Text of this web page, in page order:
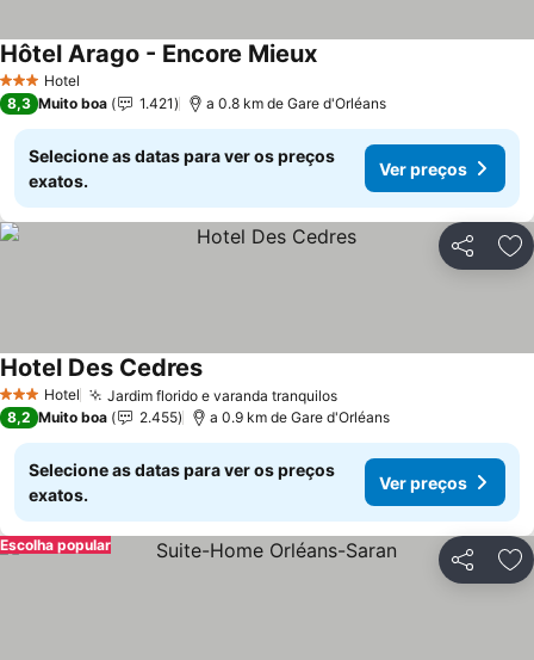
3 EstrelasHotel
Hôtel Arago - Encore Mieux
8,3 Muito boa 1.421 a 0.8 km de Gare d'Orléans
Selecione as datas para ver os preços
exatos.
Ver preços
Partilhar
3 EstrelasHotel Jardim florido e varanda tranquilos
Hotel Des Cedres
8,2 Muito boa 2.455 a 0.9 km de Gare d'Orléans
Selecione as datas para ver os preços
exatos.
Ver preços
Partilhar
Escolha popular